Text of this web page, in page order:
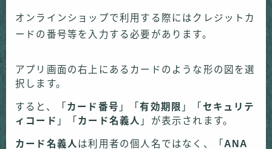
オンラインショップで利用する際にはクレジットカ
ードの番号等を入力する必要があります。
アプリ画面の右上にあるカードのような形の図を選
択します。
すると、「 カード番号 」「有効期限 」「 セキュリテ
ィコード 」「 カード名義人 」が表示されます。
カード名義人 は利用者の個人名ではなく、「 ANA